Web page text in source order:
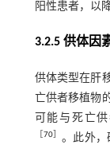
阳性患者，以
3.2.5 供体因
供体类型在肝
亡供者移植物
可能与死亡
70］ 。此外，